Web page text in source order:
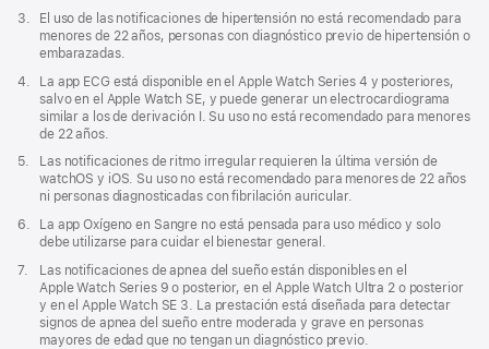
en
una
nueva)
Nota
página
3.
El uso de las notificaciones de hipertensión no está recomendado para
menores de 22 años, personas con diagnóstico previo de hipertensión o
embarazadas.
Nota
4.
La app ECG está disponible en el Apple Watch Series 4 y posteriores,
salvo en el Apple Watch SE, y puede generar un electrocardiograma
similar a los de derivación I. Su uso no está recomendado para menores
de 22 años.
Nota
página
5.
Las notificaciones de ritmo irregular requieren la última versión de
watchOS y iOS. Su uso no está recomendado para menores de 22 años
ni personas diagnosticadas con fibrilación auricular.
Nota
de
página
6.
La app Oxígeno en Sangre no está pensada para uso médico y solo
debe utilizarse para cuidar el bienestar general.
Nota
página
7.
Las notificaciones de apnea del sueño están disponibles en el
Apple Watch Series 9 o posterior, en el Apple Watch Ultra 2 o posterior
y en el Apple Watch SE 3. La prestación está diseñada para detectar
signos de apnea del sueño entre moderada y grave en personas
mayores de edad que no tengan un diagnóstico previo.